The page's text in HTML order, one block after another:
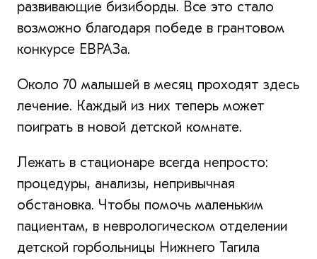
развивающие бизиборды. Все это стало
возможно благодаря победе в грантовом
конкурсе ЕВРАЗа.
Около 70 малышей в месяц проходят здесь
лечение. Каждый из них теперь может
поиграть в новой детской комнате.
Лежать в стационаре всегда непросто:
процедуры, анализы, непривычная
обстановка. Чтобы помочь маленьким
пациентам, в неврологическом отделении
детской горбольницы Нижнего Тагила